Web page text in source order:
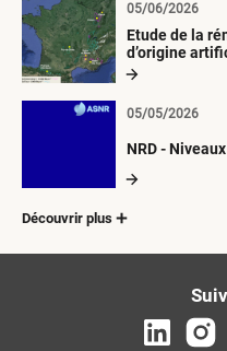
Etude de la
d’origine
05/06/2026
NRD -
05/05/2026
Découvrir plus